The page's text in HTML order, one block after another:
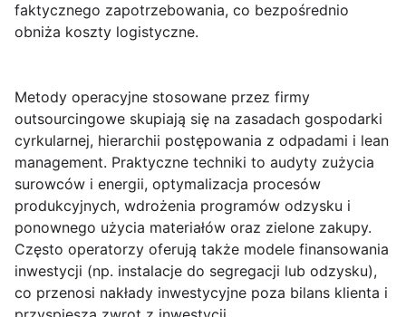
faktycznego zapotrzebowania, co bezpośrednio
obniża koszty logistyczne.
Metody operacyjne stosowane przez firmy
outsourcingowe skupiają się na zasadach gospodarki
cyrkularnej, hierarchii postępowania z odpadami i lean
management. Praktyczne techniki to audyty zużycia
surowców i energii, optymalizacja procesów
produkcyjnych, wdrożenia programów odzysku i
ponownego użycia materiałów oraz zielone zakupy.
Często operatorzy oferują także modele finansowania
inwestycji (np. instalacje do segregacji lub odzysku),
co przenosi nakłady inwestycyjne poza bilans klienta i